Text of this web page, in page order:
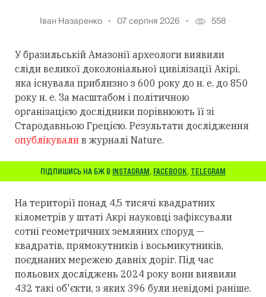
Іван Назаренко 07 серпня 2026 558
У бразильській Амазонії археологи виявили
сліди великої доколоніальної цивілізації Акірі,
яка існувала приблизно з 600 року до н. е. до 850
року н. е. За масштабом і політичною
організацією дослідники порівнюють її зі
Стародавньою Грецією. Результати дослідження
опублікували в журналі Nature.
ПІДПИШИСЬ НА БЖ В INSTAGRAM, FACEBOOK, TELEGRAM
На території понад 4,5 тисячі квадратних
кілометрів у штаті Акрі науковці зафіксували
сотні геометричних земляних споруд —
квадратів, прямокутників і восьмикутників,
поєднаних мережею давніх доріг. Під час
польових досліджень 2024 року вони виявили
432 такі об'єкти, з яких 396 були невідомі раніше.